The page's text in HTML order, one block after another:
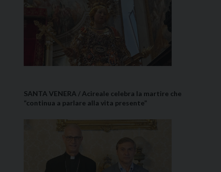
SANTA VENERA / Acireale celebra la martire che
“continua a parlare alla vita presente”